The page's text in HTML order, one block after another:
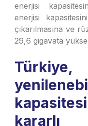
enerjisi
enerjisi
çıkarılmasına ve
29,6 gigavata
kararlı